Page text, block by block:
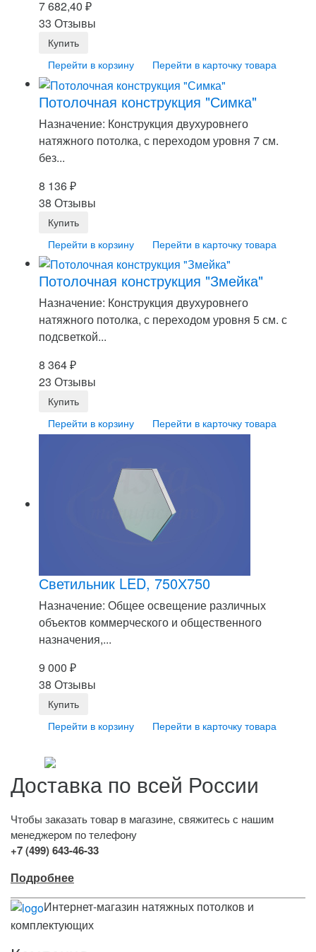
7 682,40 ₽
33 Отзывы
Перейти в корзину Перейти в карточку товара
Потолочная конструкция "Симка"
Назначение: Конструкция двухуровнего
натяжного потолка, с переходом уровня 7 см.
без...
8 136₽
38 Отзывы
Перейти в корзину Перейти в карточку товара
Потолочная конструкция "Змейка"
Назначение: Конструкция двухуровнего
натяжного потолка, с переходом уровня 5 см. с
подсветкой...
8 364₽
23 Отзывы
Перейти в корзину Перейти в карточку товара
Светильник LED, 750Х750
Назначение: Общее освещение различных
объектов коммерческого и общественного
назначения,...
9 000 ₽
38 Отзывы
Перейти в корзину Перейти в карточку товара
Доставка по всей России
Чтобы заказать товар в магазине, свяжитесь с нашим
менеджером по телефону
+7 (499) 643-46-33
Подробнее
Интернет-магазин натяжных потолков и
комплектующих